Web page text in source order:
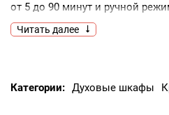
от 5 до 90 минут и ручной
звуковое оповещение по
расположен термостат и
выставить значение от 30 до
Читать далее
Категории: Духовые шкафы